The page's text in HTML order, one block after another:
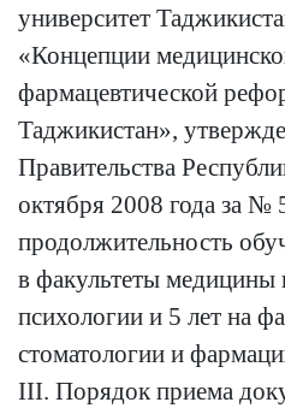
университет
«Концепции
фармацевтической
Таджикистан»,
Правительства
октября 2008 года за №
продолжительность
в факультеты медицины
психологии и 5 лет на
стоматологии и
III. Порядок приема